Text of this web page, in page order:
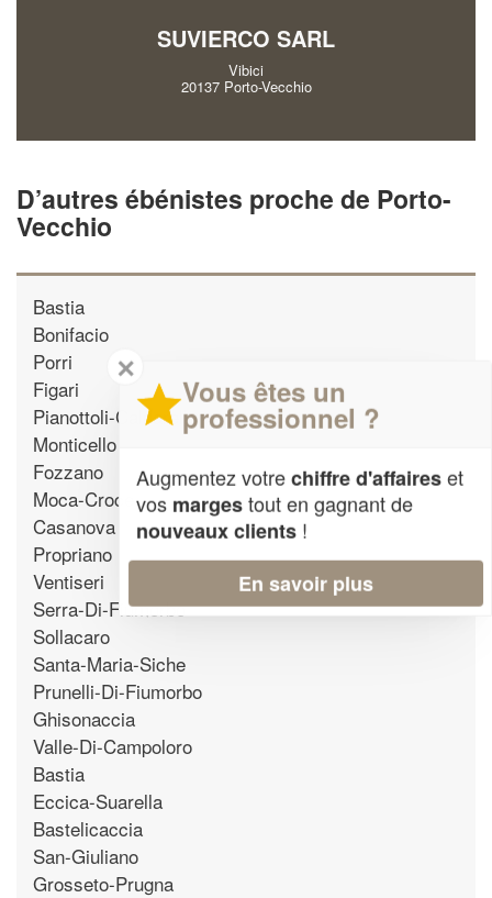
SUVIERCO SARL
Vibici
20137 Porto-Vecchio
D’autres ébénistes proche de Porto-
Vecchio
Bastia
Bonifacio
Porri
Figari
Pianottoli-Caldarello
Monticello
Fozzano
Moca-Croce
Casanova
Propriano
Ventiseri
Serra-Di-Fiumorbo
Sollacaro
Santa-Maria-Siche
Prunelli-Di-Fiumorbo
Ghisonaccia
Valle-Di-Campoloro
Bastia
Eccica-Suarella
Bastelicaccia
San-Giuliano
Grosseto-Prugna
✕
Vous êtes un
professionnel ?
Augmentez votrechiffre d'affaireset
vos margestout en gagnant de
nouveaux clients !
En savoir plus